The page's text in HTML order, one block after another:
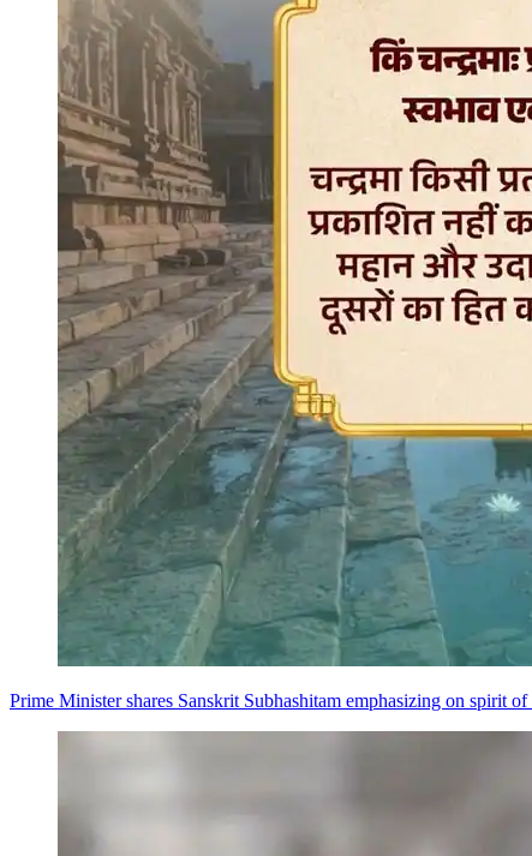
Prime Minister shares Sanskrit Subhashitam emphasizing on spirit